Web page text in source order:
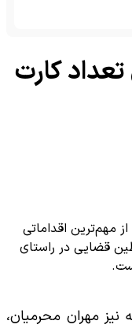
کارت
مهم‌ترین اقداماتی
قضایی در راستای
نیز مهران محرمیان،